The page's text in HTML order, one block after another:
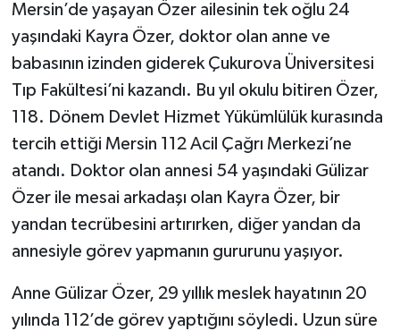
Mersin’de yaşayan Özer ailesinin tek oğlu 24
yaşındaki Kayra Özer, doktor olan anne ve
babasının izinden giderek Çukurova Üniversitesi
Tıp Fakültesi’ni kazandı. Bu yıl okulu bitiren Özer,
118. Dönem Devlet Hizmet Yükümlülük kurasında
tercih ettiği Mersin 112 Acil Çağrı Merkezi’ne
atandı. Doktor olan annesi 54 yaşındaki Gülizar
Özer ile mesai arkadaşı olan Kayra Özer, bir
yandan tecrübesini artırırken, diğer yandan da
annesiyle görev yapmanın gururunu yaşıyor.
Anne Gülizar Özer, 29 yıllık meslek hayatının 20
yılında 112’de görev yaptığını söyledi. Uzun süre
TÜRKİYE
DÜNYA